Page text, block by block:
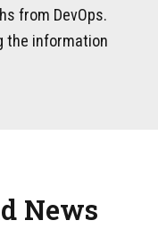
from DevOps.
the information
News